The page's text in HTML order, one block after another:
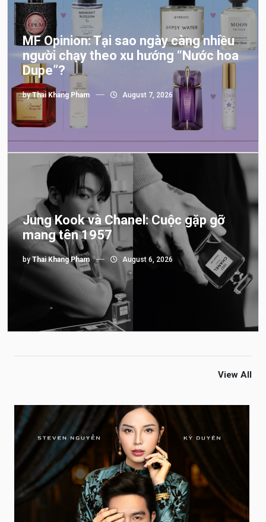
MF Opinion: Tại sao ngày càng nhiều
người chạy theo xu hướng “Nước hoa
Dupe”?
byThai Khang Pham August 7, 2026
Jung Kook và Chanel: Cuộc gặp gỡ
mang tên 1957
byThai Khang Pham August 6, 2026
View All